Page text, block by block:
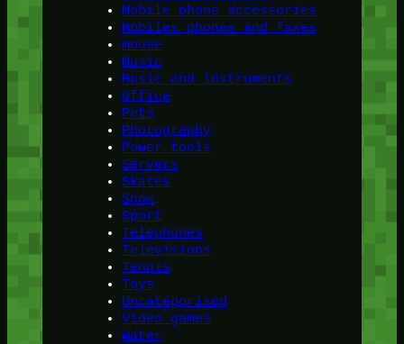
Mobile phone accessories
Mobiles phones and faxes
mouse
Music
Music and instruments
Office
Pets
Photography
Power tools
Servers
Skates
Snow
Sport
Telephones
Televisions
Tennis
Toys
Uncategorised
Video games
Water